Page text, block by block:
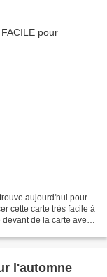
aujourd'hui pour
cette carte très facile à
de la carte avec
l'automne